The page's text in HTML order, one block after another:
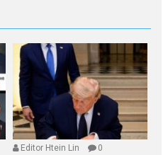
Editor Htein Lin 0